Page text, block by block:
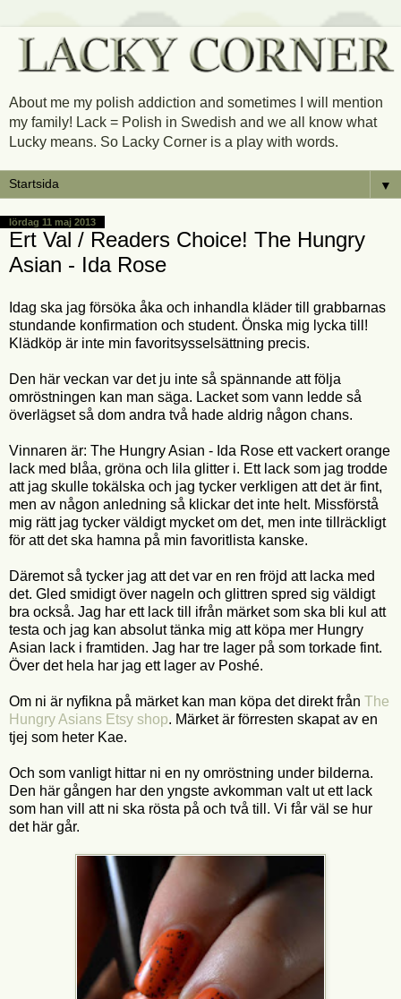
About me my polish addiction and sometimes I will mention
my family! Lack = Polish in Swedish and we all know what
Lucky means. So Lacky Corner is a play with words.
▼
lördag 11 maj 2013
Ert Val / Readers Choice! The Hungry
Asian - Ida Rose
Idag ska jag försöka åka och inhandla kläder till grabbarnas
stundande konfirmation och student. Önska mig lycka till!
Klädköp är inte min favoritsysselsättning precis.
Den här veckan var det ju inte så spännande att följa
omröstningen kan man säga. Lacket som vann ledde så
överlägset så dom andra två hade aldrig någon chans.
Vinnaren är: The Hungry Asian - Ida Rose ett vackert orange
lack med blåa, gröna och lila glitter i. Ett lack som jag trodde
att jag skulle tokälska och jag tycker verkligen att det är fint,
men av någon anledning så klickar det inte helt. Missförstå
mig rätt jag tycker väldigt mycket om det, men inte tillräckligt
för att det ska hamna på min favoritlista kanske.
Däremot så tycker jag att det var en ren fröjd att lacka med
det. Gled smidigt över nageln och glittren spred sig väldigt
bra också. Jag har ett lack till ifrån märket som ska bli kul att
testa och jag kan absolut tänka mig att köpa mer Hungry
Asian lack i framtiden. Jag har tre lager på som torkade fint.
Över det hela har jag ett lager av Poshé.
Om ni är nyfikna på märket kan man köpa det direkt från The
Hungry Asians Etsy shop. Märket är förresten skapat av en
tjej som heter Kae.
Och som vanligt hittar ni en ny omröstning under bilderna.
Den här gången har den yngste avkomman valt ut ett lack
som han vill att ni ska rösta på och två till. Vi får väl se hur
det här går.